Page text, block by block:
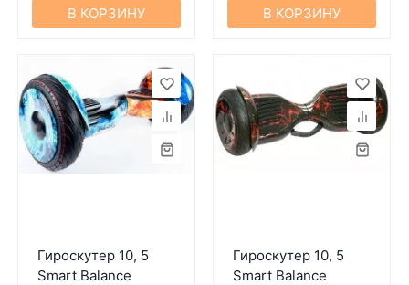
В КОРЗИНУ В КОРЗИНУ
Гироскутер 10, 5
Smart Balance
Гироскутер 10, 5
Smart Balance